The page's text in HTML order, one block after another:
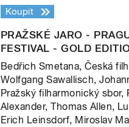
Koupit
PRAŽSKÉ JARO -
FESTIVAL - GOLD
Bedřich Smetana, Česká
Wolfgang Sawallisch,
Pražský filharmonický sbor,
Alexander, Thomas Allen,
Erich Leinsdorf, Miroslav